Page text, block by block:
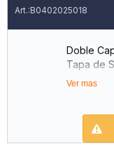
B0402025018
Doble
Tapa de
Sorbete
Altura
Ver mas